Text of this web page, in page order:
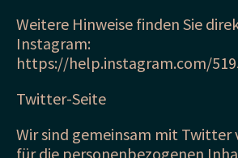
Weitere Hinweise finden Sie
Instagram:
https://help.instagram.com/
Twitter-Seite
Wir sind gemeinsam mit
für die personenbezogenen